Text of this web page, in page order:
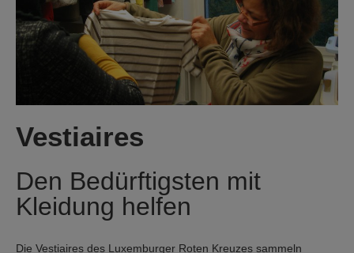
Vestiaires
Den Bedürftigsten mit
Kleidung helfen
Die Vestiaires des Luxemburger Roten Kreuzes sammeln